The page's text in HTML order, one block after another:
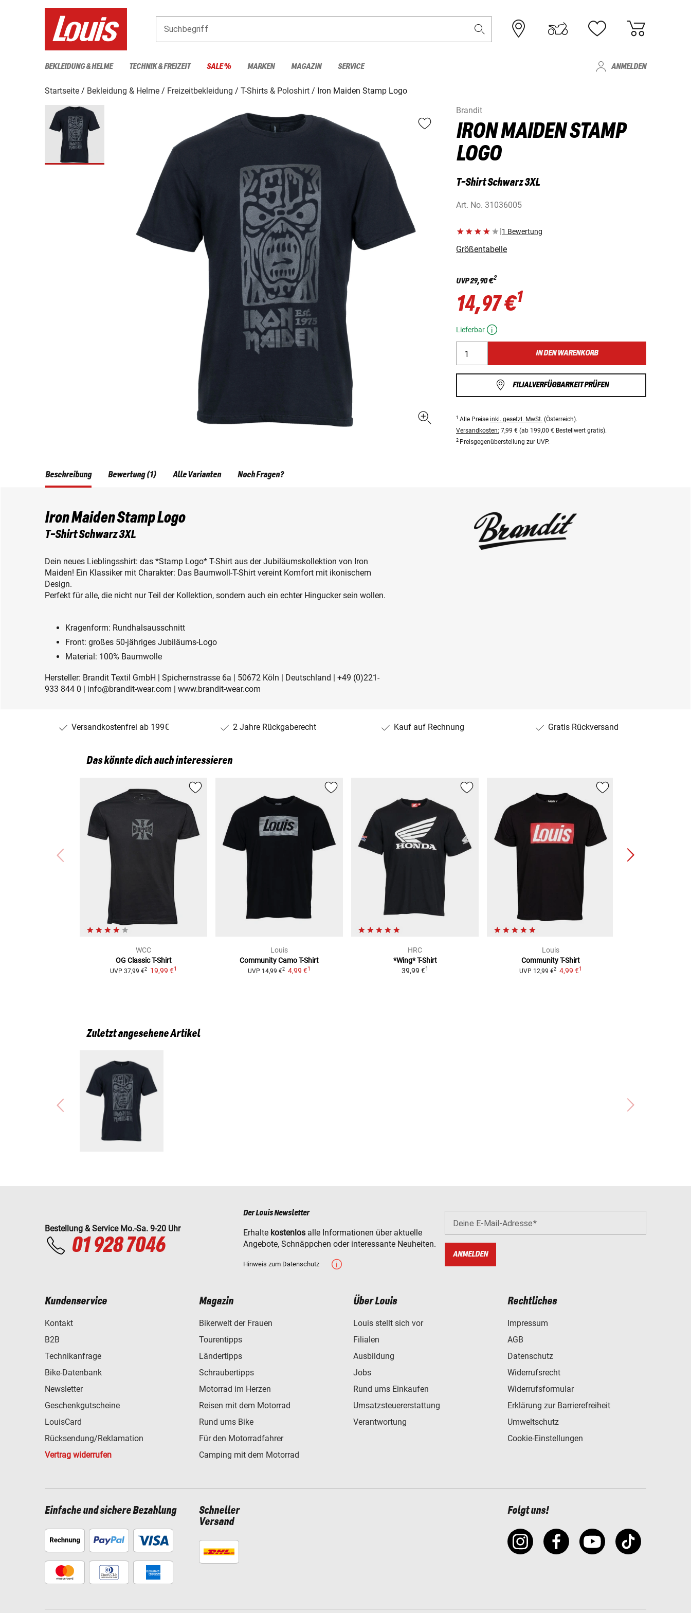
Suchbegriff
BEKLEIDUNG & HELME TECHNIK & FREIZEIT SALE % MARKEN MAGAZIN SERVICE ANMELDEN
Startseite Bekleidung & Helme Freizeitbekleidung T-Shirts & Poloshirt
Iron Maiden Stamp Logo
Brandit
IRON MAIDEN STAMP
LOGO
T-Shirt Schwarz 3XL
Art. No. 31036005
|1 Bewertung
Größentabelle
UVP29,90 €2
14,97 €1
Lieferbar
IN DEN WARENKORB
FILIALVERFÜGBARKEIT PRÜFEN
1 Alle Preise inkl. gesetzl. MwSt. (Österreich).
Versandkosten: 7,99 € (ab 199,00 € Bestellwert gratis).
2 Preisgegenüberstellung zur UVP.
Beschreibung
Iron Maiden Stamp Logo
T-Shirt Schwarz 3XL
Dein neues Lieblingsshirt: das *Stamp Logo* T-Shirt aus der Jubiläumskollektion von Iron
Maiden! Ein Klassiker mit Charakter: Das Baumwoll-T-Shirt vereint Komfort mit ikonischem
Design.
Perfekt für alle, die nicht nur Teil der Kollektion, sondern auch ein echter Hingucker sein wollen.
Kragenform: Rundhalsausschnitt
Front: großes 50-jähriges Jubiläums-Logo
Material: 100% Baumwolle
Hersteller: Brandit Textil GmbH | Spichernstrasse 6a | 50672 Köln | Deutschland | +49 (0)221-
933 844 0 | info@brandit-wear.com | www.brandit-wear.com
Bewertung (1) Alle Varianten Noch Fragen?
Versandkostenfrei ab 199€ 2 Jahre Rückgaberecht Kauf auf Rechnung Gratis Rückversand
Das könnte dich auch interessieren
WCC
OG Classic T-Shirt
UVP 37,99 €2 19,99 €1
Louis
Community CamoT-Shirt
UVP 14,99 €2 4,99 €1
HRC
*Wing* T-Shirt
39,99 €1
Louis
CommunityT-Shirt
UVP 12,99 €2 4,99 €1
Zuletzt angesehene Artikel
Bestellung & Service Mo.-Sa. 9-20 Uhr
01 928 7046
Der Louis Newsletter
Erhalte kostenlos alle Informationen über aktuelle
Angebote, Schnäppchen oder interessante Neuheiten.
Hinweis zum Datenschutz
Deine E-Mail-Adresse
ANMELDEN
Kundenservice
Kontakt
B2B
Technikanfrage
Bike-Datenbank
Newsletter
Geschenkgutscheine
LouisCard
Rücksendung/Reklamation
Vertrag widerrufen
Magazin
Bikerwelt der Frauen
Tourentipps
Ländertipps
Schraubertipps
Motorrad im Herzen
Reisen mit dem Motorrad
Rund ums Bike
Für den Motorradfahrer
Camping mit dem Motorrad
Über Louis
Louis stellt sich vor
Filialen
Ausbildung
Jobs
Rund ums Einkaufen
Umsatzsteuererstattung
Verantwortung
Rechtliches
Impressum
AGB
Datenschutz
Widerrufsrecht
Widerrufsformular
Erklärung zur Barrierefreiheit
Umweltschutz
Cookie-Einstellungen
Einfache und sichere Bezahlung
Schneller
Versand
Folgt uns!